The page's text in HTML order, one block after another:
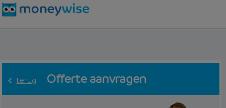
terug Offerte aanvragen